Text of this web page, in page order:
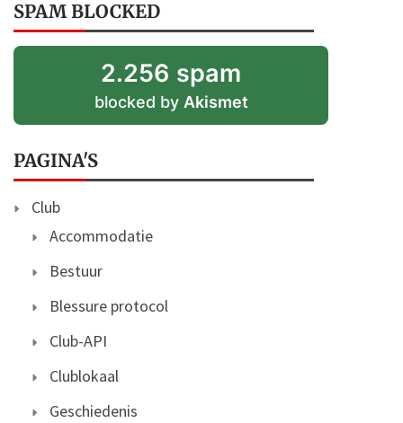
SPAM BLOCKED
2.256 spam
blocked by Akismet
PAGINA'S
Club
Accommodatie
Bestuur
Blessure protocol
Club-API
Clublokaal
Geschiedenis